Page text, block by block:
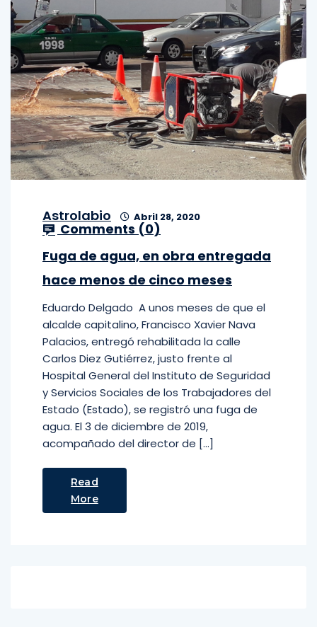
Astrolabio Abril 28, 2020
Comments (0)
Fuga de agua, en obra entregada
hace menos de cinco meses
Eduardo Delgado A unos meses de que el
alcalde capitalino, Francisco Xavier Nava
Palacios, entregó rehabilitada la calle
Carlos Diez Gutiérrez, justo frente al
Hospital General del Instituto de Seguridad
y Servicios Sociales de los Trabajadores del
Estado (Estado), se registró una fuga de
agua. El 3 de diciembre de 2019,
acompañado del director de […]
Read
More